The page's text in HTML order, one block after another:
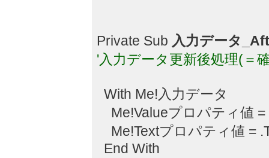
Private Sub 入力データ
'入力データ更新後処理(＝
With Me!入力データ
Me!Valueプロパティ値 =
Me!Textプロパティ値 =
End With